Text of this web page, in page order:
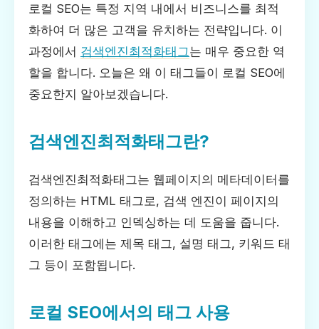
로컬 SEO는 특정 지역 내에서 비즈니스를 최적
화하여 더 많은 고객을 유치하는 전략입니다. 이
과정에서 검색엔진최적화태그는 매우 중요한 역
할을 합니다. 오늘은 왜 이 태그들이 로컬 SEO에
중요한지 알아보겠습니다.
검색엔진최적화태그란?
검색엔진최적화태그는 웹페이지의 메타데이터를
정의하는 HTML 태그로, 검색 엔진이 페이지의
내용을 이해하고 인덱싱하는 데 도움을 줍니다.
이러한 태그에는 제목 태그, 설명 태그, 키워드 태
그 등이 포함됩니다.
로컬 SEO에서의 태그 사용